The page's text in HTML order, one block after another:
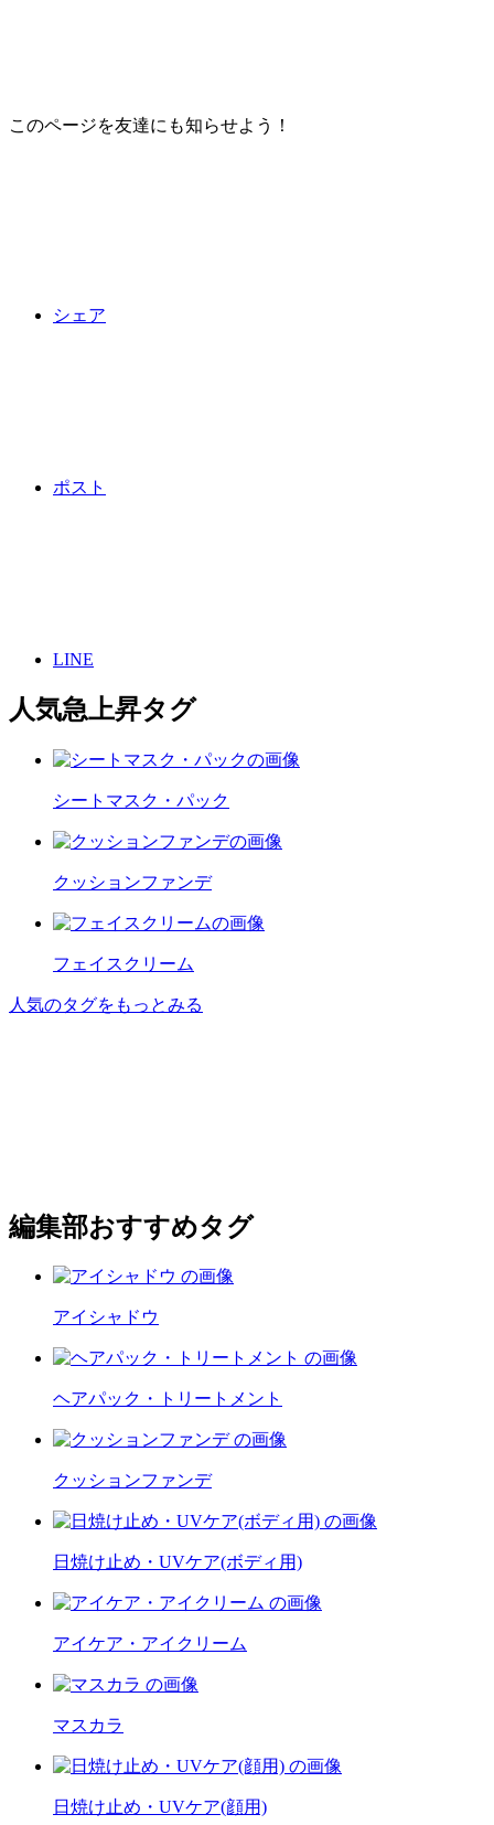
このページを友達にも知らせよう！
シェア
ポスト
LINE
人気急上昇タグ
シートマスク・パック
クッションファンデ
フェイスクリーム
人気のタグをもっとみる
編集部おすすめタグ
アイシャドウ
ヘアパック・トリートメント
クッションファンデ
日焼け止め・UVケア(ボディ用)
アイケア・アイクリーム
マスカラ
日焼け止め・UVケア(顔用)